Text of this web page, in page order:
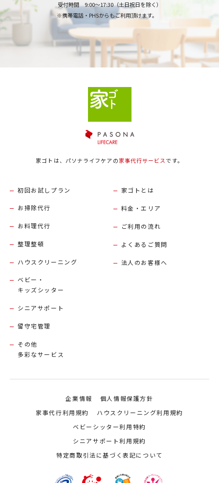
受付時間 9:00〜17:30（土日祝日を除く）
※携帯電話・PHSからもご利用頂けます。
家ゴトは、パソナライフケアの家事代行サービスです。
初回お試しプラン
お掃除代行
お料理代行
整理整頓
ハウスクリーニング
ベビー・
キッズシッター
シニアサポート
留守宅管理
その他
多彩なサービス
家ゴトとは
料金・エリア
ご利用の流れ
よくあるご質問
法人のお客様へ
企業情報
個人情報保護方針
家事代行利用規約
ハウスクリーニング利用規約
ベビーシッター利用特約
シニアサポート利用規約
特定商取引法に基づく表記について